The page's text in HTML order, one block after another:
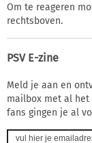
Om te reageren
rechtsboven.
PSV E-zine
Meld je aan en
mailbox met al het
fans gingen je al